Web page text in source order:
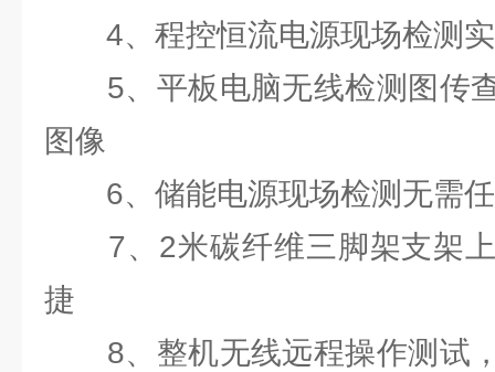
4、程控恒流电源现场检测实
5、平板电脑无线检测图传
图像
6、储能电源现场检测无需任
7、2米碳纤维三脚架支架上
捷
8、整机无线远程操作测试